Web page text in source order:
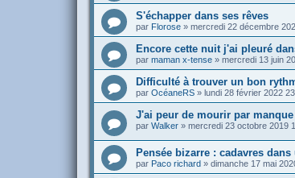
S'échapper dans ses rêves
par Florose » mercredi 22 décembre
Encore cette nuit j'ai pleuré
par maman x-tense » mercredi 13 juin
Difficulté à trouver un bon
par OcéaneRS » lundi 28 février 2022
J'ai peur de mourir par manque
par Walker » mercredi 23 octobre 2019
Pensée bizarre : cadavres
par Paco richard » dimanche 17 mai